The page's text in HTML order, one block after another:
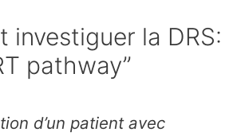
investiguer la DRS:
pathway”
d’un patient avec